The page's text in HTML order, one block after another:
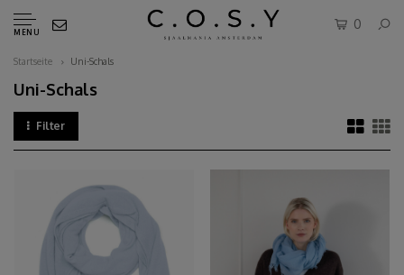
MENU
0
Startseite Uni-Schals
Uni-Schals
Filter